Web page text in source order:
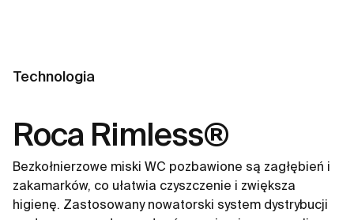
Technologia
Roca Rimless®
Bezkołnierzowe miski WC pozbawione są zagłębień i
zakamarków, co ułatwia czyszczenie i zwiększa
higienę. Zastosowany nowatorski system dystrybucji